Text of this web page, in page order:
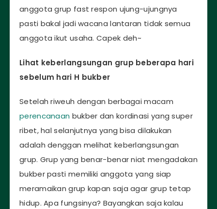
anggota grup fast respon ujung-ujungnya
pasti bakal jadi wacana lantaran tidak semua
anggota ikut usaha. Capek deh~
Lihat keberlangsungan grup beberapa hari
sebelum hari H bukber
Setelah riweuh dengan berbagai macam
perencanaan bukber dan kordinasi yang super
ribet, hal selanjutnya yang bisa dilakukan
adalah denggan melihat keberlangsungan
grup. Grup yang benar-benar niat mengadakan
bukber pasti memiliki anggota yang siap
meramaikan grup kapan saja agar grup tetap
hidup. Apa fungsinya? Bayangkan saja kalau